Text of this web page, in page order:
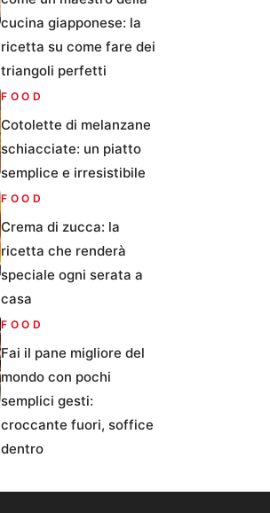
cucina giapponese: la
ricetta su come fare dei
triangoli perfetti
FOOD
Cotolette di melanzane
schiacciate: un piatto
semplice e irresistibile
FOOD
Crema di zucca: la
ricetta che renderà
speciale ogni serata a
casa
FOOD
Fai il pane migliore del
mondo con pochi
semplici gesti:
croccante fuori, soffice
dentro